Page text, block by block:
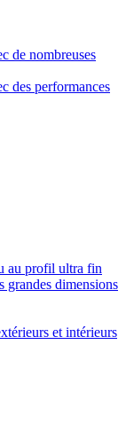
de nombreuses
des performances
au profil ultra fin
grandes dimensions
et intérieurs